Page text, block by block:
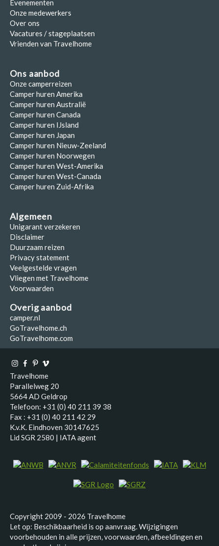
Evenementen
Onze medewerkers
Over ons
Vacatures / stageplaatsen
Vrienden van Travelhome
Ons aanbod
Onze camperreizen
Camper huren Amerika
Camper huren Australië
Camper huren Canada
Camper huren IJsland
Camper huren Japan
Camper huren Nieuw-Zeeland
Camper huren Noorwegen
Camper huren West-Amerika
Camper huren West-Canada
Camper huren Zuid-Afrika
Algemeen
Unigarant verzekeren
Disclaimer
Duurzaam reizen
Privacy statement
Veelgestelde vragen
Vliegen met Travelhome
Voorwaarden
Overig aanbod
camper.nl
GoTravelhome.ch
GoTravelhome.com
Travelhome
Parallelweg 20
5664 AD Geldrop
Telefoon: +31 (0) 40 211 39 38
Fax : +31 (0) 40 211 42 29
K.v.K. Eindhoven 30147625
Lid SGR 2580 | IATA agent
Copyright 2009 - 2026 Travelhome
Let op: Beschikbaarheid is op aanvraag. Wijzigingen
voorbehouden in alle prijzen, voorwaarden, afbeeldingen en